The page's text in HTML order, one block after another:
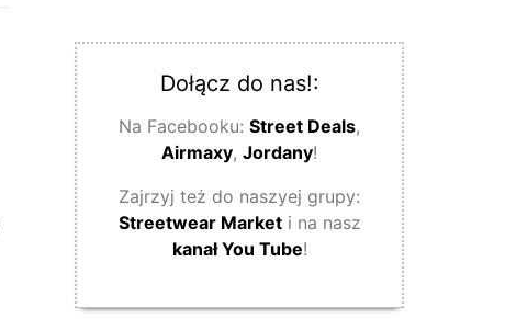
Dołącz do nas!:
Na Facebooku: Street Deals,
Airmaxy, Jordany!
Zajrzyj też do naszyej grupy:
Streetwear Marketi na nasz
kanał You Tube!